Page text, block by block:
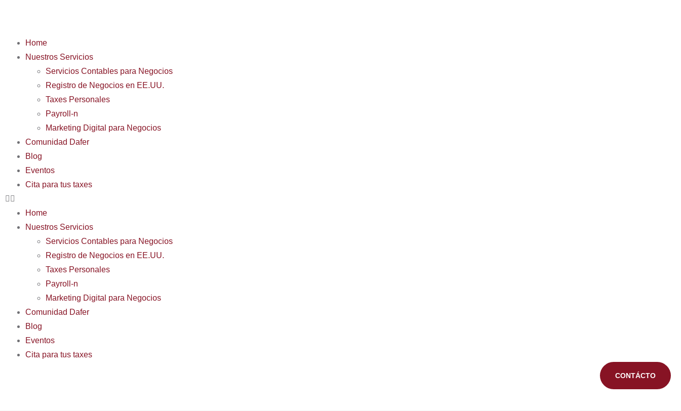
Home
Nuestros Servicios
Servicios Contables para Negocios
Registro de Negocios en EE.UU.
Taxes Personales
Payroll-n
Marketing Digital para Negocios
Comunidad Dafer
Blog
Eventos
Cita para tus taxes
Home
Nuestros Servicios
Servicios Contables para Negocios
Registro de Negocios en EE.UU.
Taxes Personales
Payroll-n
Marketing Digital para Negocios
Comunidad Dafer
Blog
Eventos
Cita para tus taxes
CONTÁCTO